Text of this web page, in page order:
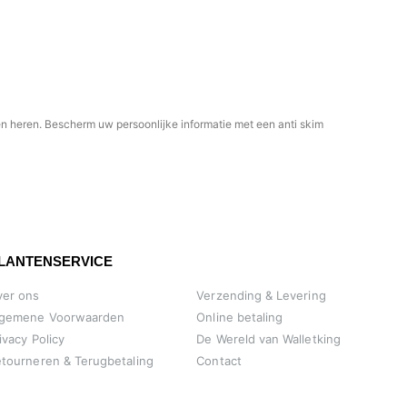
heren. Bescherm uw persoonlijke informatie met een anti skim
ons
Voorwaarden
Policy
& Terugbetaling
Verzending & Levering
Online betaling
De Wereld van Walletking
Contact